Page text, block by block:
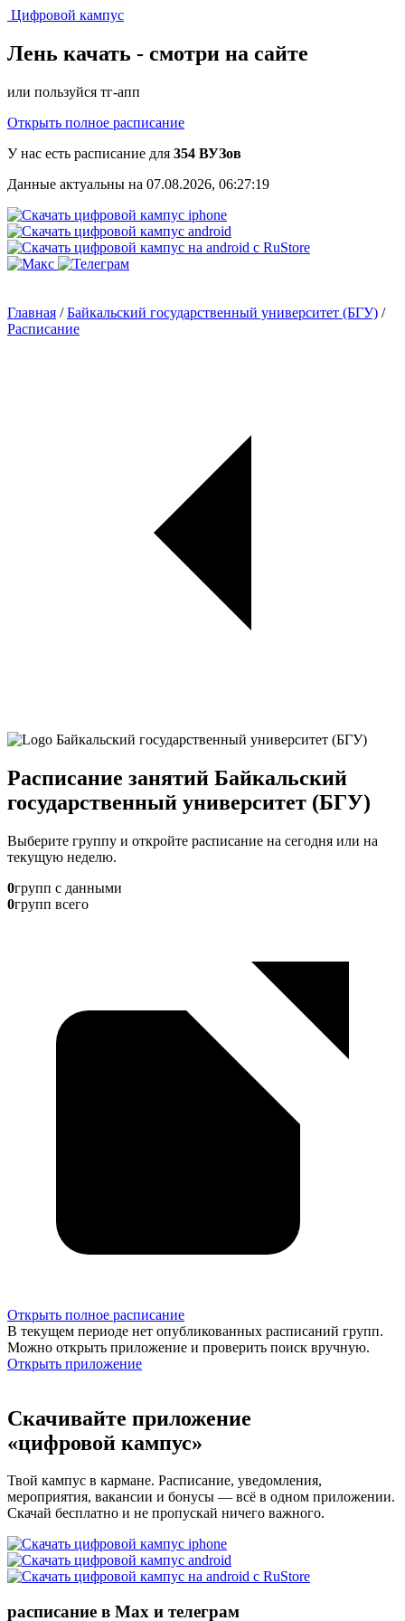
Цифровой кампус
Лень качать - смотри на сайте
или пользуйся тг-апп
Открыть полное расписание
У нас есть расписание для 354 ВУЗов
Данные актуальны на 07.08.2026, 06:27:19
Главная /Байкальский государственный университет (БГУ) /
Расписание
Расписание занятий Байкальский
государственный университет (БГУ)
Выберите группу и откройте расписание на сегодня или на
текущую неделю.
0групп с данными
0групп всего
Открыть полное расписание
В текущем периоде нет опубликованных расписаний групп.
Можно открыть приложение и проверить поиск вручную.
Открыть приложение
Скачивайте приложение
«цифровой кампус»
Твой кампус в кармане. Расписание, уведомления,
мероприятия, вакансии и бонусы — всё в одном приложении.
Скачай бесплатно и не пропускай ничего важного.
расписание в Max и телеграм